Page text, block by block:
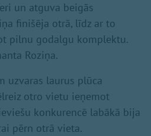
un atguva beigās
finišēja otrā, līdz ar to
pilnu godalgu komplektu.
Roziņa.
uzvaras laurus plūca
otro vietu ieņemot
konkurencē labākā bija
pērn otrā vieta.